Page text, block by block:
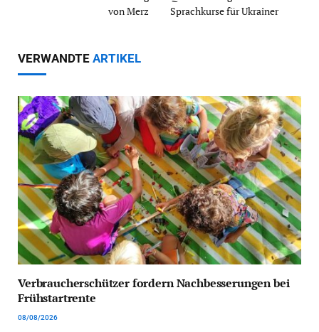
von Merz
Sprachkurse für Ukrainer
VERWANDTE ARTIKEL
Verbraucherschützer fordern Nachbesserungen bei
Frühstartrente
08/08/2026